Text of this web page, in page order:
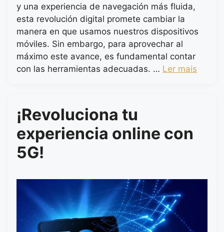
y una experiencia de navegación más fluida,
esta revolución digital promete cambiar la
manera en que usamos nuestros dispositivos
móviles. Sin embargo, para aprovechar al
máximo este avance, es fundamental contar
con las herramientas adecuadas. … Ler mais
¡Revoluciona tu
experiencia online con
5G!